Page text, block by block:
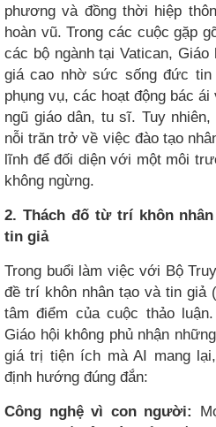
phương và đồng thời hiệp
hoàn vũ. Trong các cuộc gặp
các bộ ngành tại Vatican,
giá cao nhờ sức sống đức tin
phụng vụ, các hoạt động bác
ngũ giáo dân, tu sĩ. Tuy
nỗi trăn trở về việc đào tạo
lĩnh để đối diện với một môi
không ngừng.
2. Thách đố từ trí khôn
tin giả
Trong buổi làm việc với Bộ
đề trí khôn nhân tạo và tin giả
tâm điểm của cuộc thảo
Giáo hội không phủ nhận
giá trị tiện ích mà AI mang
định hướng đúng đắn:
Công nghệ vì con người: